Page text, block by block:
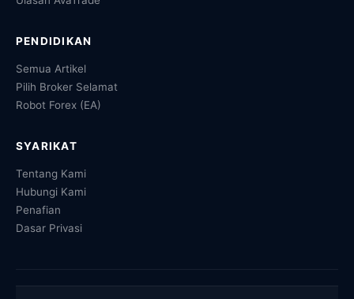
PENDIDIKAN
Semua Artikel
Pilih Broker Selamat
Robot Forex (EA)
SYARIKAT
Tentang Kami
Hubungi Kami
Penafian
Dasar Privasi